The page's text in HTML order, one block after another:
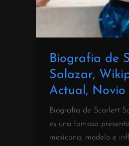
Biografía de
Salazar,
Actual,
Biografía de Scarlett
es una famosa
mexicana, modelo e